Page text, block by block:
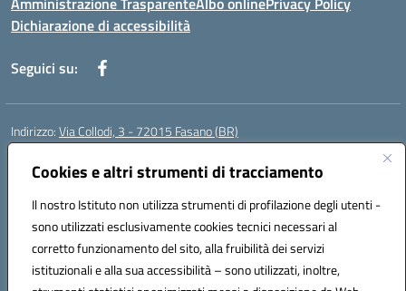
Cookies e altri strumenti di tracciamento
Il nostro Istituto non utilizza strumenti di profilazione degli utenti -
sono utilizzati esclusivamente cookies tecnici necessari al
corretto funzionamento del sito, alla fruibilità dei servizi
istituzionali e alla sua accessibilità – sono utilizzati, inoltre,
Dichiarazione di accessibilità
Seguici su:
Indirizzo:Via Collodi, 3 - 72015 Fasano (BR)
Centralino:
Posta elettronica certificata (PEC):bric839004@pec.istruzione.it
Codice fiscale: 90059320748
Codice meccanografico:BRIC839004
Codice Indice delle Pubbliche Amministrazioni (IPA): istsc_bree02200r
Codice unico di fatturazione (CUF): MIL3BD